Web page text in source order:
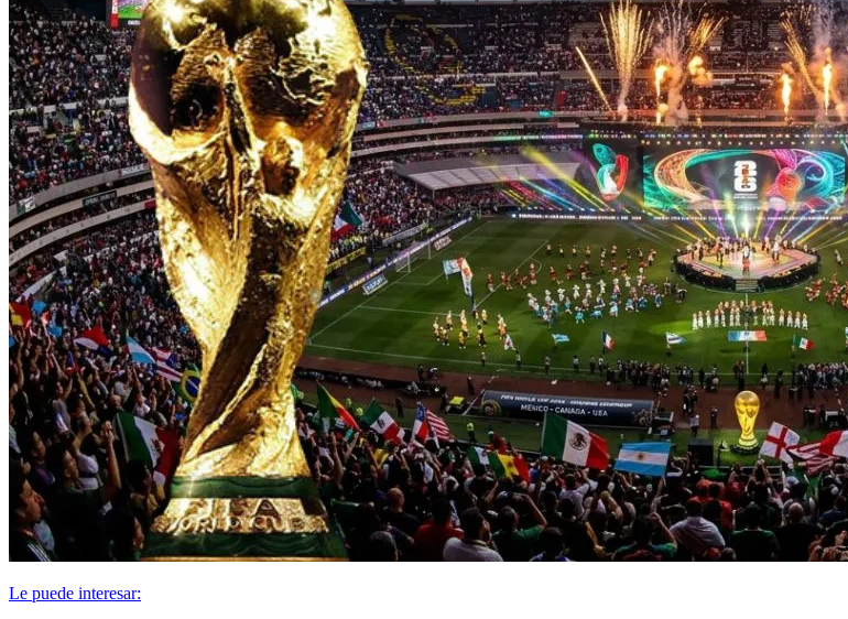
Le puede interesar: